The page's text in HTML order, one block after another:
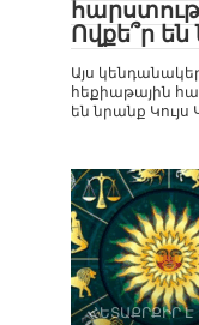
Ովքե՞ր
Այս
հեքիաթային
են նրանք
ՀԵՏԱՔՐՔԻՐ Է